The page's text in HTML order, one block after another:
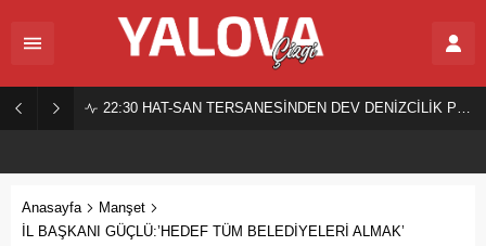
22:30 HAT-SAN TERSANESİNDEN DEV DENİZCİLİK PROJESİ!
Anasayfa
Manşet
İL BAŞKANI GÜÇLÜ:’HEDEF TÜM BELEDİYELERİ ALMAK’